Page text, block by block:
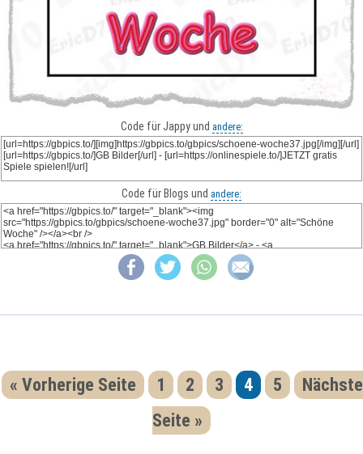
Code für Jappy und andere:
Code für Blogs und andere:
« Vorherige Seite 1 2 3 4 5
Nächste
Seite »